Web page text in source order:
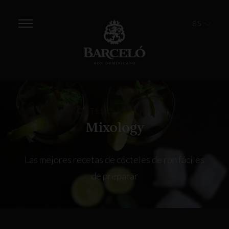
ES
Mixology
Las mejores recetas de cócteles de ron fáciles
de preparar